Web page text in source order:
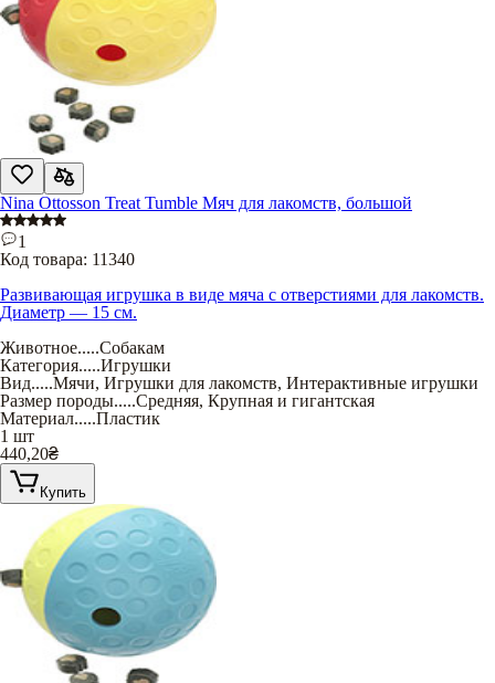
Nina Ottosson Treat Tumble Мяч для лакомств, большой
1
Код товара: 11340
Развивающая игрушка в виде мяча с отверстиями для лакомств.
Диаметр — 15 см.
Животное.....Собакам
Категория.....Игрушки
Вид.....Мячи, Игрушки для лакомств, Интерактивные игрушки
Размер породы.....Средняя, Крупная и гигантская
Материал.....Пластик
1 шт
440,20₴
Купить